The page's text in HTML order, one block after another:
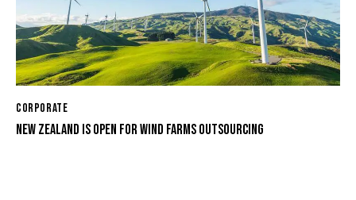
CORPORATE
NEW ZEALAND IS OPEN FOR WIND FARMS OUTSOURCING